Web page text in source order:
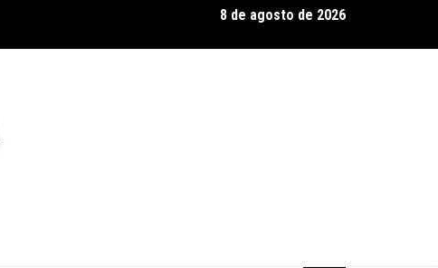
Hot Wheels Monster Trucks Live™ confirma Belo Horizonte na turnê
8 de agosto de 2026